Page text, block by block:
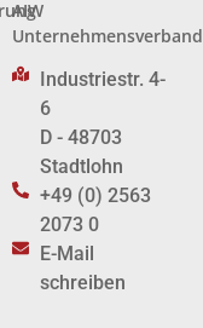
AIW
Unternehmensverband
Industriestr. 4-
6
D - 48703
Stadtlohn
+49 (0) 2563
2073 0
E-Mail
schreiben